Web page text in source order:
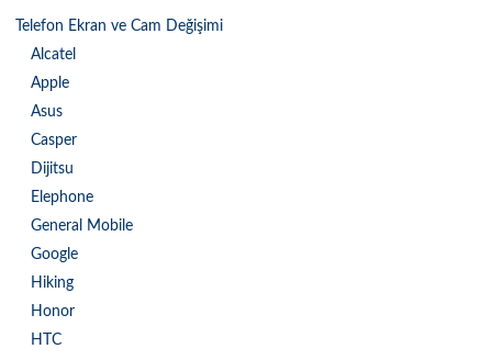
Telefon Ekran ve Cam Değişimi
Alcatel
Apple
Asus
Casper
Dijitsu
Elephone
General Mobile
Google
Hiking
Honor
HTC